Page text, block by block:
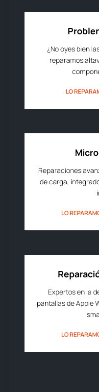
¿No oyes bien
reparamos
LO
Reparaciones
de carga,
LO
Expertos en la
pantallas de Apple
LO